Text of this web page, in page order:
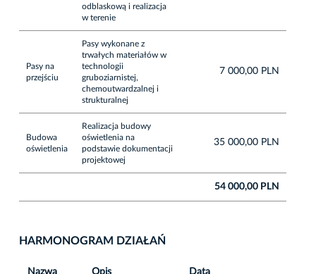
odblaskową i realizacja
w terenie
Pasy na
przejściu
Pasy wykonane z
trwałych materiałów w
technologii
gruboziarnistej,
chemoutwardzalnej i
strukturalnej
7 000,00 PLN
Budowa
oświetlenia
Realizacja budowy
oświetlenia na
podstawie dokumentacji
projektowej
35 000,00 PLN
54 000,00 PLN
HARMONOGRAM DZIAŁAŃ
Nazwa Opis Data